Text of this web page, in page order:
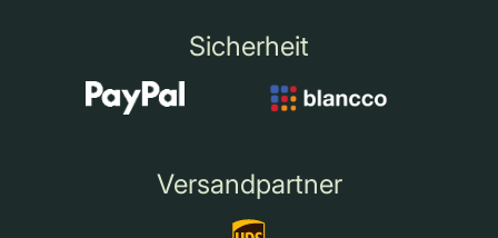
Sicherheit
Versandpartner